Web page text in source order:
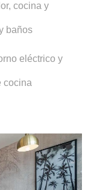
cocina y
baños
eléctrico y
cocina
de baños